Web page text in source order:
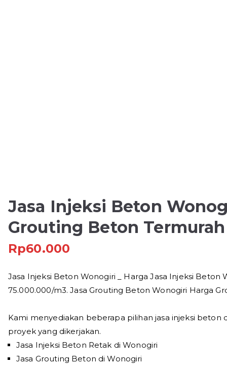
Jasa Injeksi Beton
Grouting Beton Termurah
Rp60.000
Jasa Injeksi Beton Wonogiri _ Harga Jasa Injeksi Beton
75.000.000/m3. Jasa Grouting Beton Wonogiri Harga
Kami menyediakan beberapa pilihan jasa injeksi beton
proyek yang dikerjakan.
Jasa Injeksi Beton Retak di Wonogiri
Jasa Grouting Beton di Wonogiri